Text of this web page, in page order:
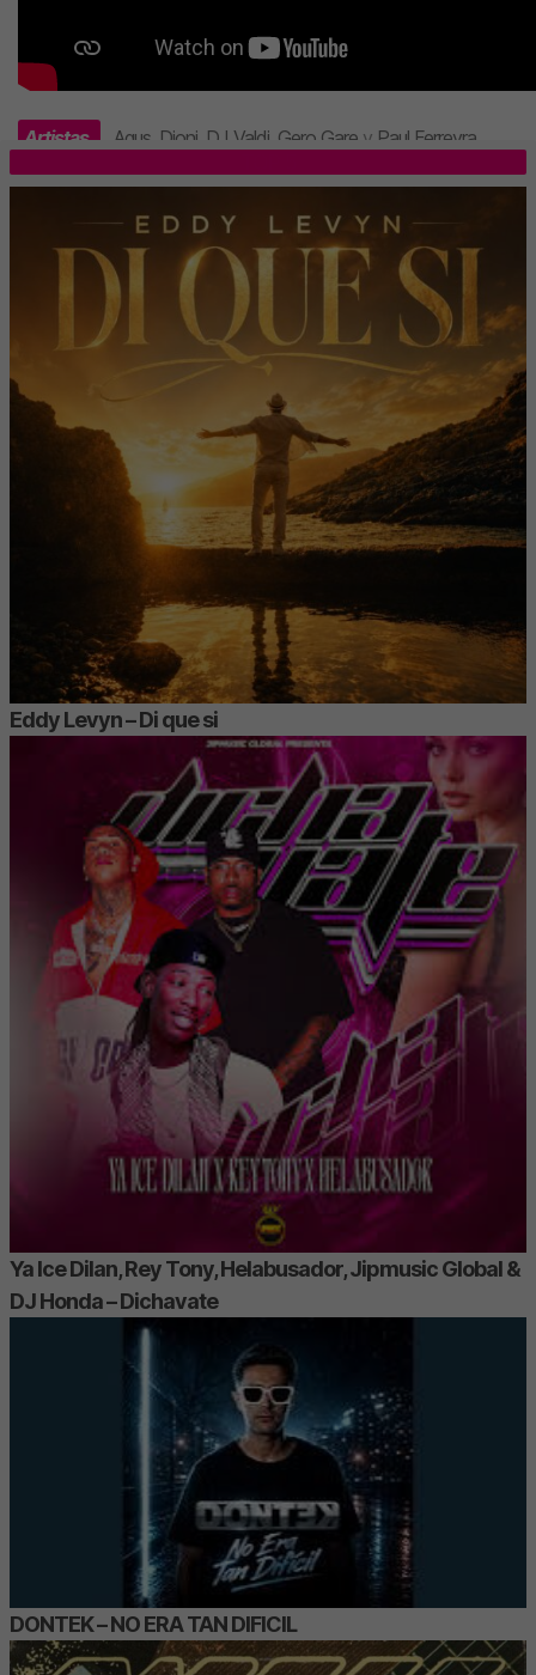
Artistas Agus Dioni DJ Valdi Gero Gare y Paul Ferreyra
Eddy Levyn – Di que si
Ya Ice Dilan, Rey Tony, Helabusador, Jipmusic Global &
DJ Honda – Dichavate
DONTEK – NO ERA TAN DIFICIL